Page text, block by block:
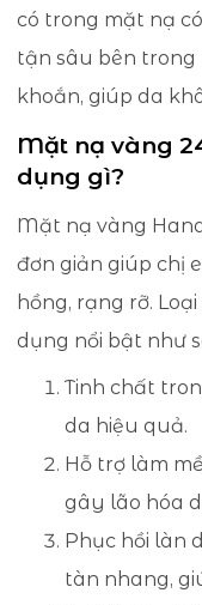
có trong mặt nạ
tận sâu bên trong
khoắn, giúp da
Mặt nạ vàng
dụng gì?
Mặt nạ vàng
đơn giản giúp chị
hồng, rạng rỡ.
dụng nổi bật như
Tinh chất
da hiệu quả.
Hỗ trợ làm
gây lão hóa
Phục hồi làn
tàn nhang,